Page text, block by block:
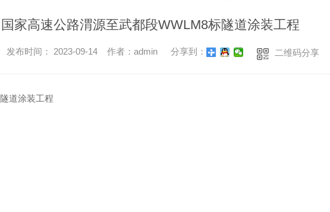
家高速公路渭源至武都段WWLM8标隧道涂装工程
发布时间： 2023-09-14 作者：admin 分享到： 二维码分享
道涂装工程